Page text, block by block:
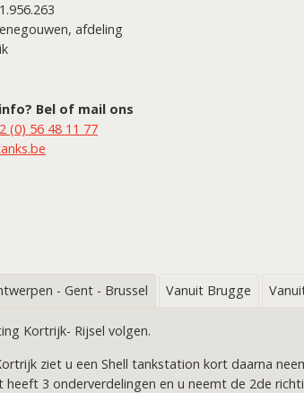
afdeling
Bel of mail ons
(0) 56 48 11 77
- Gent - Brussel Vanuit Brugge
Kortrijk- Rijsel volgen.
ziet u een Shell tankstation kort daarna
heeft 3 onderverdelingen en u neemt de 2de